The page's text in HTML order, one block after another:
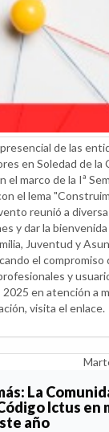
de las
en Soledad de la
el marco de la Iª
el lema
reunió a
y dar la
Juventud y
el compromiso
y
en atención a
visita el enlace.
La
Ictus en
año